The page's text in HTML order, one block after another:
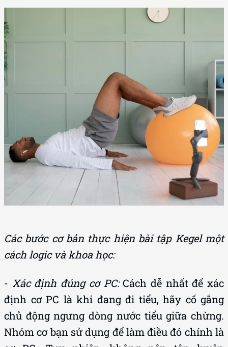
Các bước cơ bản thực hiện bài tập Kegel một
cách logic và khoa học:
- Xác định đúng cơ PC:Cách dễ nhất để xác
định cơ PC là khi đang đi tiểu, hãy cố gắng
chủ động ngưng dòng nước tiểu giữa chừng.
Nhóm cơ bạn sử dụng để làm điều đó chính là